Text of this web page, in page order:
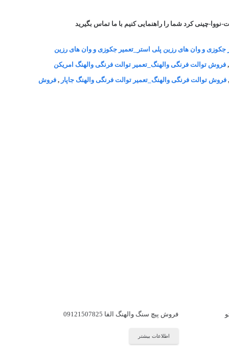
چینی کرد شما را راهنمایی کنیم با ما تماس بگیرید
جکوزی و وان های رزین پلی استر_تعمیر جکوزی و وان های رزین
فروش توالت فرنگی والهنگ_تعمیر توالت فرنگی والهنگ امریکن
فروش توالت فرنگی والهنگ_تعمیر توالت فرنگی والهنگ جاپار , فروش
فروش پیچ سنگ والهنگ الفا 09121507825
اطلاعات بیشتر